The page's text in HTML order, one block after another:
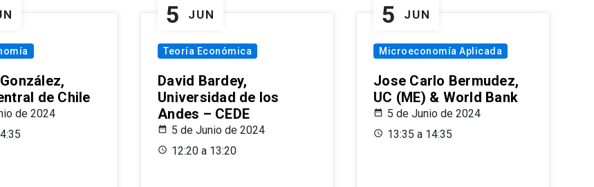
de Chile
de 2024
5 JUN
Teoría Económica
David Bardey,
Universidad de los
Andes – CEDE
5 de Junio de 2024
12:20 a 13:20
5 JUN
Microeconomía Aplicada
Jose Carlo Bermudez,
UC (ME) & World Bank
5 de Junio de 2024
13:35 a 14:35